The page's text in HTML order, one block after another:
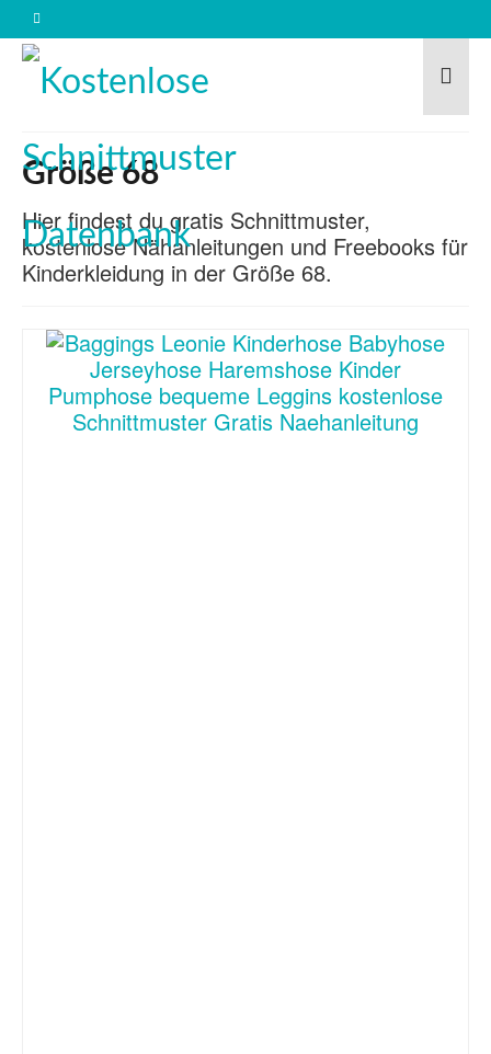
Größe 68
Hier findest du gratis Schnittmuster,
kostenlose Nähanleitungen und Freebooks für
Kinderkleidung in der Größe 68.